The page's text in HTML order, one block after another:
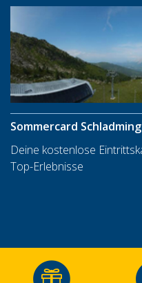
Sommercard
Deine kostenlose
Top-Erlebnisse